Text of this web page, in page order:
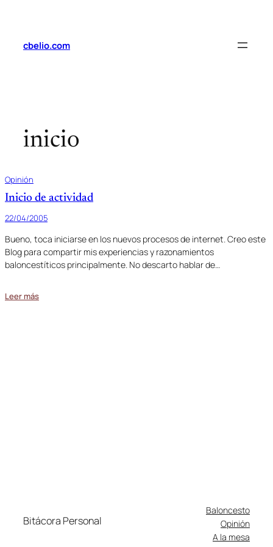
contenido
cbelio.com
inicio
Opinión
Inicio de actividad
22/04/2005
Bueno, toca iniciarse en los nuevos procesos de internet. Creo este
Blog para compartir mis experiencias y razonamientos
baloncestíticos principalmente. No descarto hablar de…
Leer más
Bitácora Personal
Baloncesto
Opinión
A la mesa